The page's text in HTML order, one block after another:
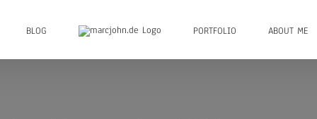
BLOG PORTFOLIO ABOUT ME